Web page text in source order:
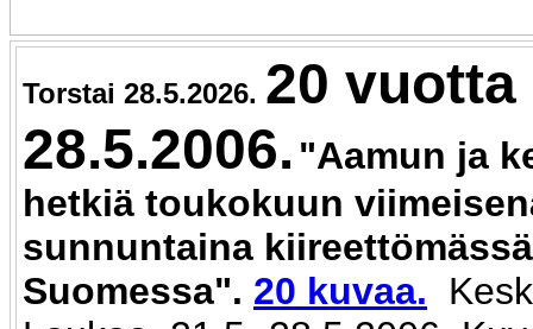
Torstai 28.5.2026. 20
28.5.2006. "Aamun ja
hetkiä toukokuun
sunnuntaina kiireettömässä
Suomessa". 20 kuvaa.